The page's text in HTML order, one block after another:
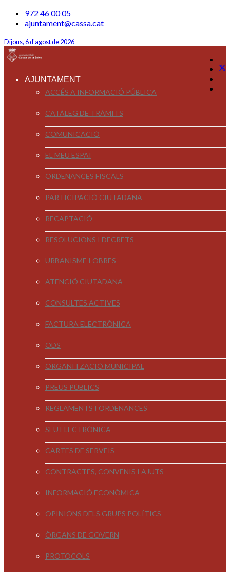
972 46 00 05
ajuntament@cassa.cat
Dijous, 6 d'agost de 2026
AJUNTAMENT
ACCÉS A INFORMACIÓ PÚBLICA
CATÀLEG DE TRÀMITS
COMUNICACIÓ
EL MEU ESPAI
ORDENANCES FISCALS
PARTICIPACIÓ CIUTADANA
RECAPTACIÓ
RESOLUCIONS I DECRETS
URBANISME I OBRES
ATENCIÓ CIUTADANA
CONSULTES ACTIVES
FACTURA ELECTRÒNICA
ODS
ORGANITZACIÓ MUNICIPAL
PREUS PÚBLICS
REGLAMENTS I ORDENANCES
SEU ELECTRÒNICA
CARTES DE SERVEIS
CONTRACTES, CONVENIS I AJUTS
INFORMACIÓ ECONÒMICA
OPINIONS DELS GRUPS POLÍTICS
ÒRGANS DE GOVERN
PROTOCOLS